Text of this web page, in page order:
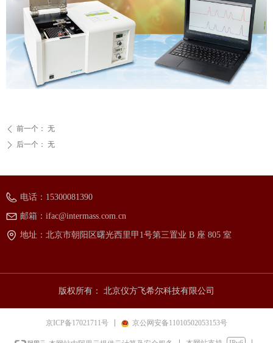
ꄴ 前一个： 无
ꄲ 后一个： 无
版权所有： 北京仪方飞希尔科技有限公司
电话： 15300081390
邮箱： ifac@intermass.com.cn
地址： 北京市朝阳区曙光西里甲1号第三置业 B 座 805 室
京ICP备17021711号 京公网安备11010502053153号